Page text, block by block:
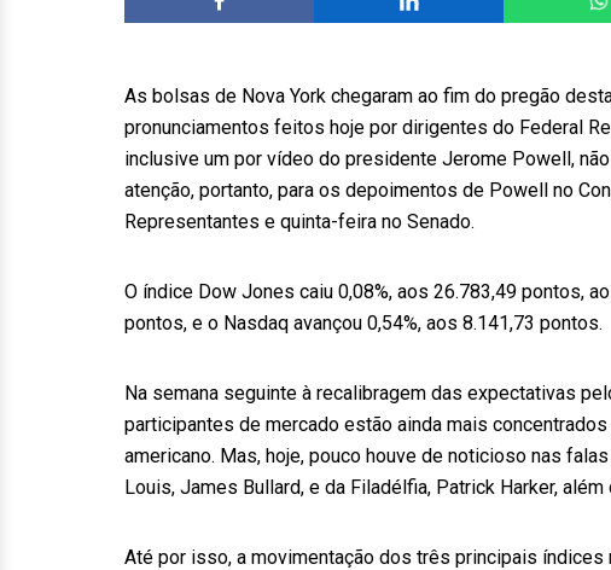
As bolsas de Nova York chegaram ao fim do pregão
pronunciamentos feitos hoje por dirigentes do Federal
inclusive um por vídeo do presidente Jerome Powell,
atenção, portanto, para os depoimentos de Powell no
Representantes e quinta-feira no Senado.
O índice Dow Jones caiu 0,08%, aos 26.783,49 pontos,
pontos, e o Nasdaq avançou 0,54%, aos 8.141,73 pontos.
Na semana seguinte à recalibragem das expectativas
participantes de mercado estão ainda mais
americano. Mas, hoje, pouco houve de noticioso nas
Louis, James Bullard, e da Filadélfia, Patrick Harker,
Até por isso, a movimentação dos três principais índices